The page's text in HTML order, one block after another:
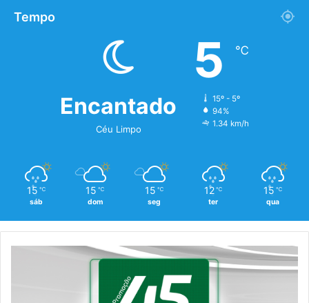
Tempo
Encantado
Céu Limpo
5 ℃
15º - 5º
94%
1.34 km/h
15 ℃
sáb
15 ℃
dom
15 ℃
seg
12 ℃
ter
15 ℃
qua